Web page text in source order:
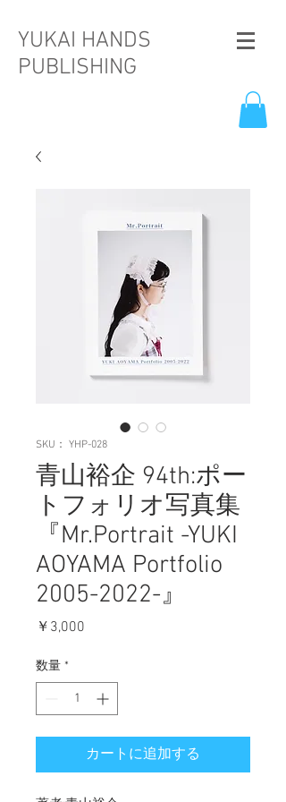
YUKAI HANDS
PUBLISHING
SKU： YHP-028
青山裕企 94th:ポー
トフォリオ写真集
『Mr.Portrait -YUKI
AOYAMA Portfolio
2005-2022-』
￥3,000
数量 *
カートに追加する